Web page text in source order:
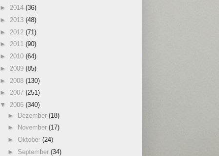
► 2014 (36)
► 2013 (48)
► 2012 (71)
► 2011 (90)
► 2010 (64)
► 2009 (85)
► 2008 (130)
► 2007 (251)
▼ 2006 (340)
► Dezember (18)
►
November (17)
► Oktober (24)
► September (34)